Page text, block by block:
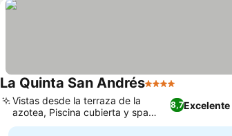
La Quinta San Andrés4 Estrellas
8,7Excelente
Vistas desde la terraza de la
azotea, Piscina cubierta y spa
completo